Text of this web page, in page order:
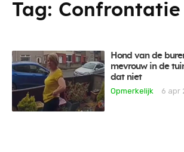
Tag: Confrontatie
Hond van de
mevrouw in de
dat niet
Opmerkelijk
6 apr